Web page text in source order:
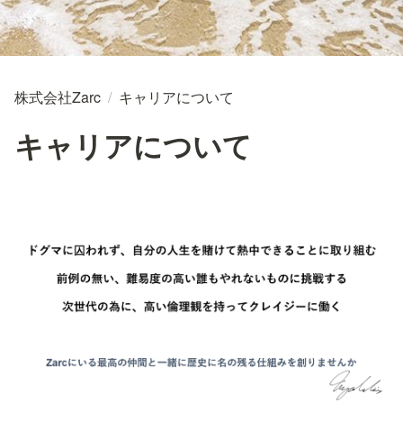
株式会社Zarc / キャリアについて
キャリアについて